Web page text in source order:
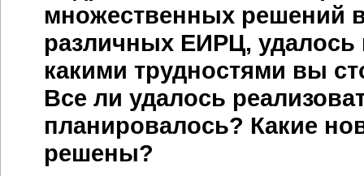
множественных решений
различных ЕИРЦ,
какими трудностями вы
Все ли удалось
планировалось? Какие
решены?